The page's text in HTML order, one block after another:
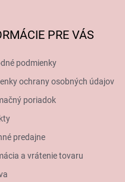
PRE VÁS
podmienky
ochrany osobných údajov
poriadok
predajne
a vrátenie tovaru